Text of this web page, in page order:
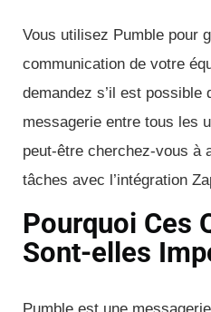
Vous utilisez Pumble pour
communication de votre
demandez s’il est possible
messagerie entre tous les
peut-être cherchez-vous à
tâches avec l’intégration
Pourquoi Ces
Sont-elles